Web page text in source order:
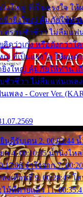
งใหญ่ ที่เป็นแรงใจ ให้
ฟ้ายิ่งใหญ่ คุ้มภัยให้ท่า
ตราบชั่วชีวา ไม่ลืมแ
คิดว่าเก่ง หรือดังกว่า
ญ่ ที่เป็นแรงใจ ให้ผมดั
งใหญ่ คุ้มภัยให้ท่าน เ
ชั่วชีวา ไม่ลืมแฟนเพลง
พลง - Cover Ver.
ยินดีรับเดน 2. 00:03:44
ก 4. 00:10:35 น้ำนิ่งไห
จำใจจาก 7.
ลงเดือนยี่ 9. 00:28:47
ไม้ที่ตายแล้ว 11.